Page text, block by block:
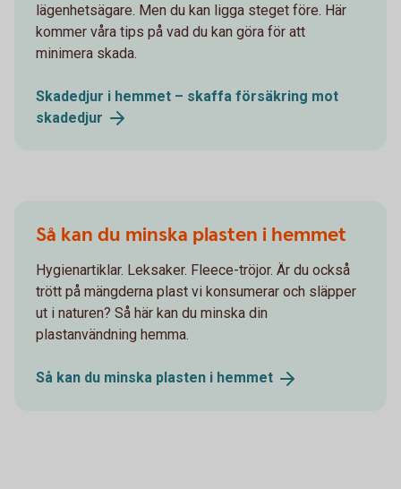
lägenhetsägare. Men du kan ligga steget före. Här
kommer våra tips på vad du kan göra för att
minimera skada.
Skadedjur i hemmet – skaffa försäkring mot
skadedjur
Så kan du minska plasten i hemmet
Hygienartiklar. Leksaker. Fleece-tröjor. Är du också
trött på mängderna plast vi konsumerar och släpper
ut i naturen? Så här kan du minska din
plastanvändning hemma.
Så kan du minska plasten i hemmet